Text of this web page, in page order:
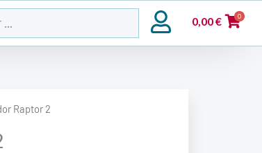
0,00€ 0
Raptor 2